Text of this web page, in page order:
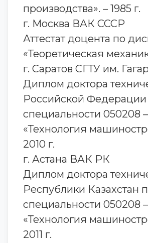
производства». – 1985 г.
г. Москва ВАК СССР
Аттестат доцента по
«Теоретическая
г. Саратов СГТУ им.
Диплом доктора
Российской Федерации
специальности 050208 –
«Технология
2010 г.
г. Астана ВАК РК
Диплом доктора
Республики Казахстан
специальности 050208 –
«Технология
2011 г.